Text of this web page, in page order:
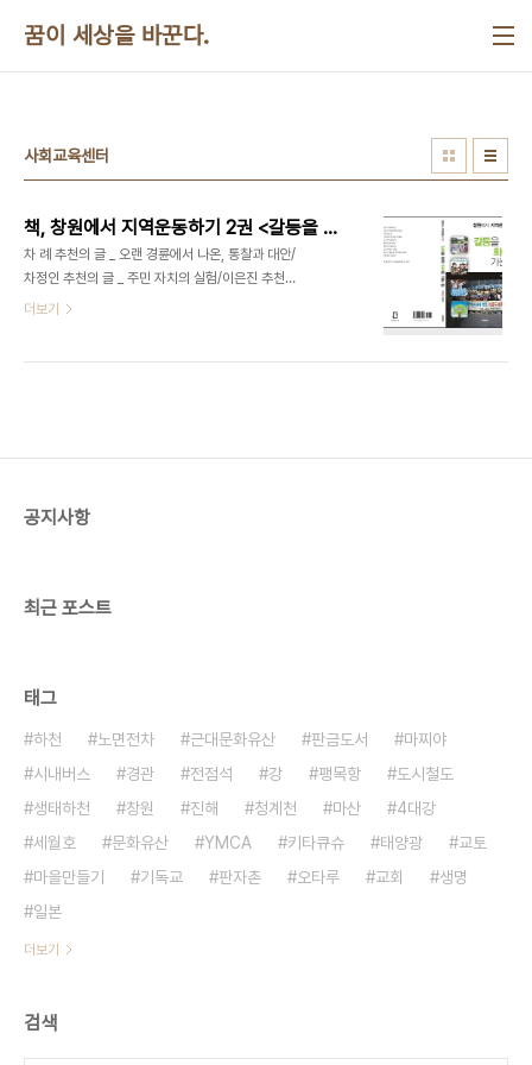
꿈이 세상을 바꾼다.
사회교육센터
책, 창원에서 지역운동하기 2권 <갈등을 넘어 화해로 가는 길>
차 례 추천의 글 _ 오랜 경륜에서 나온, 통찰과 대안/
차정인 추천의 글 _ 주민 자치의 실험/이은진 추천의
글 _ 고민했던 문제와 제시하는 해법/허정도 책을 내
천변 도로확장문제와 민관협의회
더보기
공지사항
최근 포스트
태그
하천 노면전차 근대문화유산 판금도서
마찌야
시내버스
경관 전점석 강 팽목항
도시철도
생태하천
창원 진해 청계천 마산
4대강
세월호
문화유산 YMCA 키타큐슈 태양광
교토
마을만들기
기독교 판자촌 오타루 교회
생명
일본
더보기
검색